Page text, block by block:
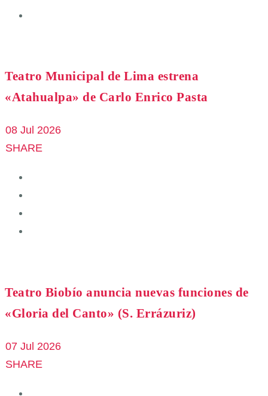
Teatro Municipal de Lima estrena
«Atahualpa» de Carlo Enrico Pasta
08 Jul 2026
SHARE
Teatro Biobío anuncia nuevas funciones de
«Gloria del Canto» (S. Errázuriz)
07 Jul 2026
SHARE